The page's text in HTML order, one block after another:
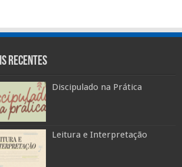
Recentes
Discipulado na Prática
Leitura e Interpretação